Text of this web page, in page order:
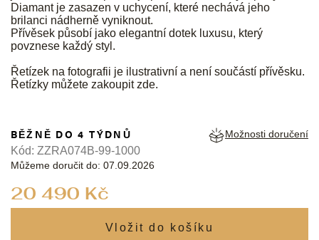
Diamant je zasazen v uchycení, které nechává jeho
brilanci nádherně vyniknout.
Přívěsek působí jako elegantní dotek luxusu, který
povznese každý styl.
Řetízek na fotografii je ilustrativní a není součástí přívěsku.
Řetízky můžete zakoupitzde.
20 490 Kč
BĚŽNĚ DO 4 TÝDNŮ
Můžeme doručit do: 07.09.2026
Možnosti doručení
Kód: ZZRA074B-99-1000